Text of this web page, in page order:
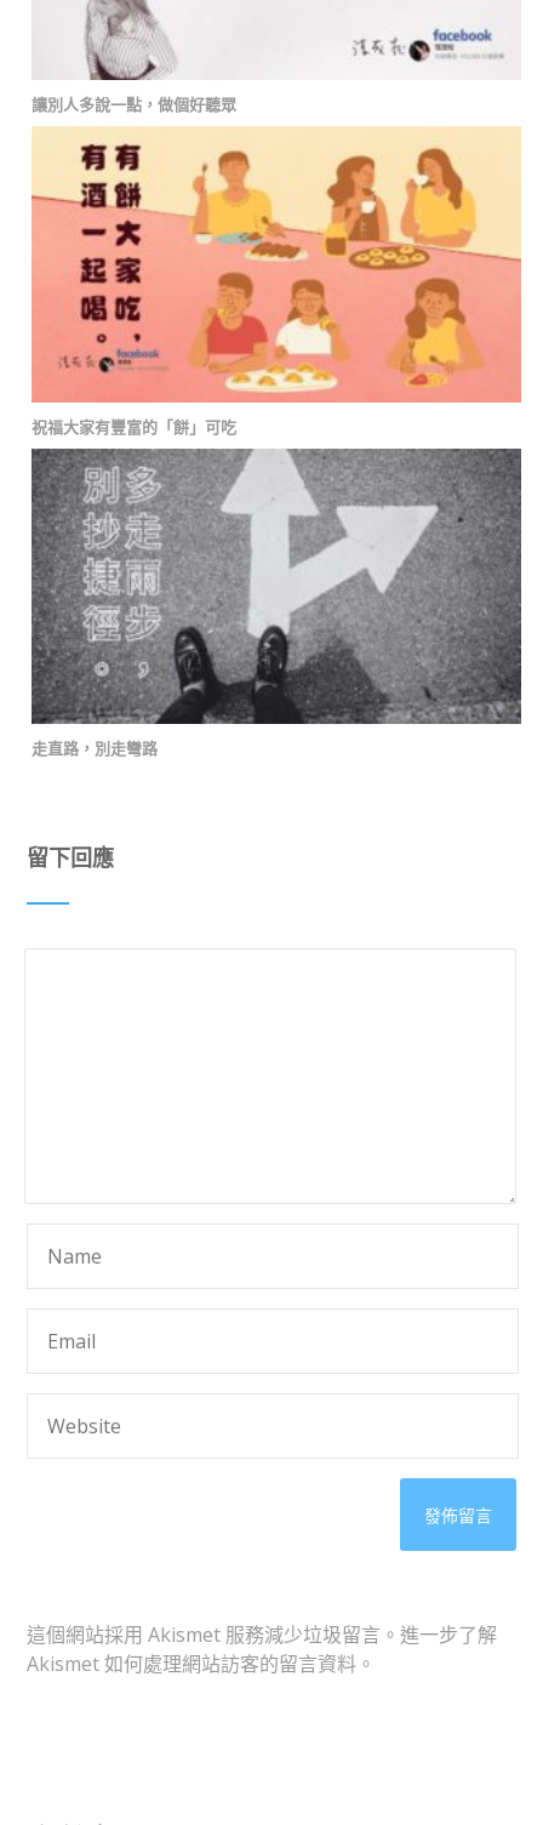
讓別人多說一點，做個好聽眾
祝福大家有豐富的「餅」可吃
走直路，別走彎路
留下回應
這個網站採用 Akismet 服務減少垃圾留言。 進一步了解
Akismet 如何處理網站訪客的留言資料。